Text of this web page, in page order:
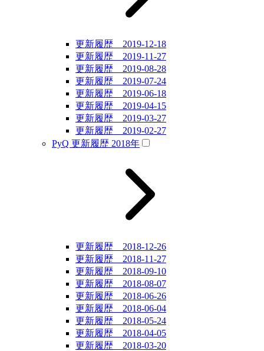
更新履歴 2019-12-18
更新履歴 2019-11-27
更新履歴 2019-08-28
更新履歴 2019-07-24
更新履歴 2019-06-18
更新履歴 2019-04-15
更新履歴 2019-03-27
更新履歴 2019-02-27
PyQ 更新履歴 2018年
更新履歴 2018-12-26
更新履歴 2018-11-27
更新履歴 2018-09-10
更新履歴 2018-08-07
更新履歴 2018-06-26
更新履歴 2018-06-04
更新履歴 2018-05-24
更新履歴 2018-04-05
更新履歴 2018-03-20